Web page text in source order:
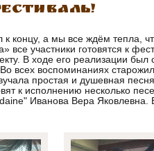
концу, а мы все ждём тепла,
все участники готовятся к
В ходе его реализации был
всех воспоминаниях
простая и душевная
к исполнению несколько
Иванова Вера